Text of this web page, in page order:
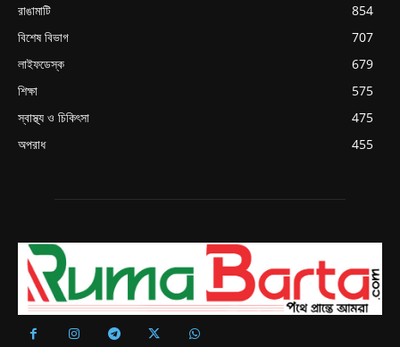
রাঙামাটি
854
বিশেষ বিভাগ
707
লাইফডেস্ক
679
শিক্ষা
575
স্বাস্থ্য ও চিকিৎসা
475
অপরাধ
455